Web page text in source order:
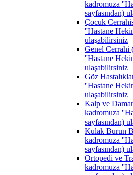
kadromuza
sayfasından)
Çocuk
''Hastane
ulaşabilirsiniz
Genel Cerrahi
''Hastane
ulaşabilirsiniz
Göz
''Hastane
ulaşabilirsiniz
Kalp ve
kadromuza
sayfasından)
Kulak Burun
kadromuza
sayfasından)
Ortopedi ve
kadromuza